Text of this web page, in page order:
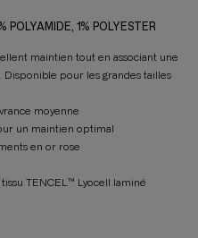
POLYAMIDE, 1% POLYESTER
maintien tout en associant une
pour les grandes tailles
moyenne
un maintien optimal
en or rose
TENCEL™ Lyocell laminé